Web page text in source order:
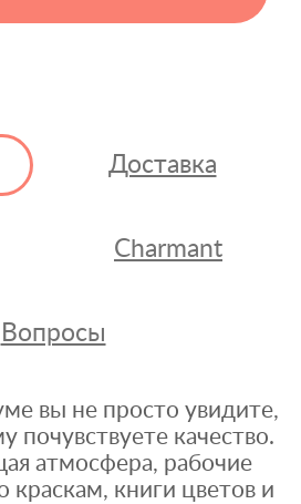
Доставка
Charmant
Вопросы
вы не просто увидите,
почувствуете качество.
атмосфера, рабочие
краскам, книги цветов и